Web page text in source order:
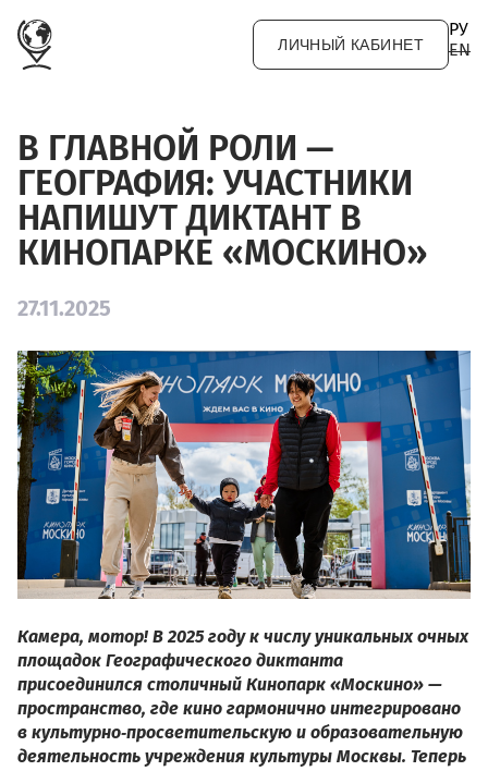
ЛИЧНЫЙ КАБИНЕТ
РУ
EN
В ГЛАВНОЙ РОЛИ —
ГЕОГРАФИЯ: УЧАСТНИКИ
НАПИШУТ ДИКТАНТ В
КИНОПАРКЕ «МОСКИНО»
27.11.2025
Камера, мотор! В 2025 году к числу уникальных очных
площадок Географического диктанта
присоединился столичный Кинопарк «Москино» —
пространство, где кино гармонично интегрировано
в культурно‑просветительскую и образовательную
деятельность учреждения культуры Москвы. Теперь